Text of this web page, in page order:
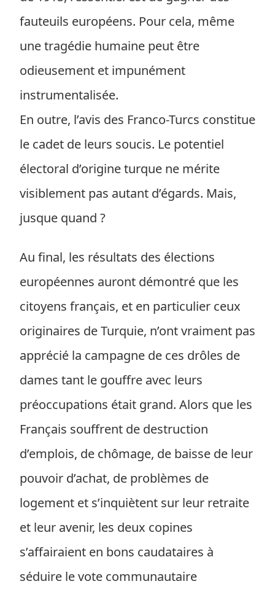
fauteuils européens. Pour cela, même
une tragédie humaine peut être
odieusement et impunément
instrumentalisée.
En outre, l’avis des Franco-Turcs constitue
le cadet de leurs soucis. Le potentiel
électoral d’origine turque ne mérite
visiblement pas autant d’égards. Mais,
jusque quand ?
Au final, les résultats des élections
européennes auront démontré que les
citoyens français, et en particulier ceux
originaires de Turquie, n’ont vraiment pas
apprécié la campagne de ces drôles de
dames tant le gouffre avec leurs
préoccupations était grand. Alors que les
Français souffrent de destruction
d’emplois, de chômage, de baisse de leur
pouvoir d’achat, de problèmes de
logement et s’inquiètent sur leur retraite
et leur avenir, les deux copines
s’affairaient en bons caudataires à
séduire le vote communautaire